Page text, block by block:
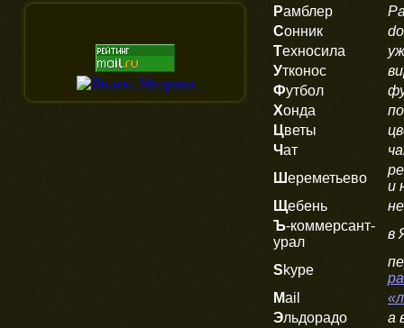
Рамблер
Сонник
Техносила
Утконос
Футбол
Хонда
Цветы
Чат
Шереметьево
и
Щебень
Ъ-коммерсант-
урал
в
Skype
Mail
Эльдорадо
а